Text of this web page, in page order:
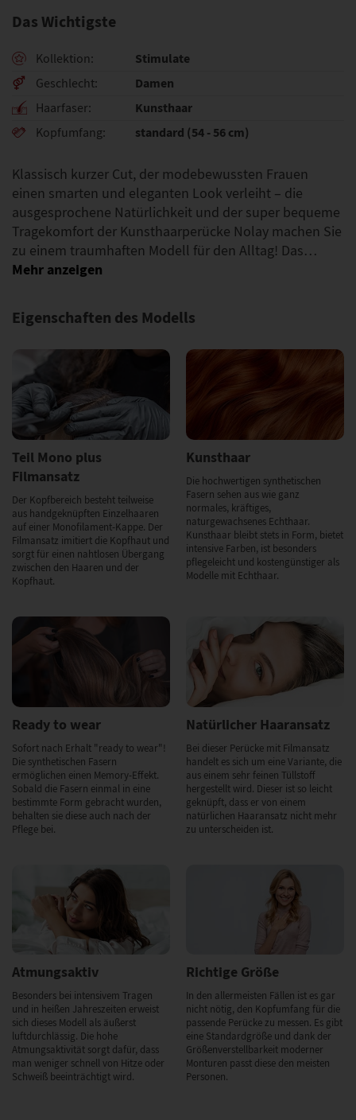
Das Wichtigste
Kollektion Stimulate
Geschlecht Damen
Haarfaser Kunsthaar
Kopfumfang standard (54 - 56 cm)
Klassisch kurzer Cut, der modebewussten Frauen
einen smarten und eleganten Look verleiht – die
ausgesprochene Natürlichkeit und der super bequeme
Tragekomfort der Kunsthaarperücke Nolay machen Sie
zu einem traumhaften Modell für den Alltag! Das…
Eigenschaften des Modells
Teil Mono plus
Filmansatz
Der Kopfbereich besteht teilweise
aus handgeknüpften Einzelhaaren
auf einer Monofilament-Kappe. Der
Filmansatz imitiert die Kopfhaut und
sorgt für einen nahtlosen Übergang
zwischen den Haaren und der
Kopfhaut.
Kunsthaar
Die hochwertigen synthetischen
Fasern sehen aus wie ganz
normales, kräftiges,
naturgewachsenes Echthaar.
Kunsthaar bleibt stets in Form, bietet
intensive Farben, ist besonders
pflegeleicht und kostengünstiger als
Modelle mit Echthaar.
Ready to wear
Sofort nach Erhalt "ready to wear"!
Die synthetischen Fasern
ermöglichen einen Memory-Effekt.
Sobald die Fasern einmal in eine
bestimmte Form gebracht wurden,
behalten sie diese auch nach der
Pflege bei.
Natürlicher Haaransatz
Bei dieser Perücke mit Filmansatz
handelt es sich um eine Variante, die
aus einem sehr feinen Tüllstoff
hergestellt wird. Dieser ist so leicht
geknüpft, dass er von einem
natürlichen Haaransatz nicht mehr
zu unterscheiden ist.
Atmungsaktiv
Besonders bei intensivem Tragen
und in heißen Jahreszeiten erweist
sich dieses Modell als äußerst
luftdurchlässig. Die hohe
Atmungsaktivität sorgt dafür, dass
man weniger schnell von Hitze oder
Schweiß beeinträchtigt wird.
Richtige Größe
In den allermeisten Fällen ist es gar
nicht nötig, den Kopfumfang für die
passende Perücke zu messen. Es gibt
eine Standardgröße und dank der
Größenverstellbarkeit moderner
Monturen passt diese den meisten
Personen.